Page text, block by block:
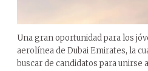
Una gran oportunidad para los
aerolínea de Dubai Emirates, la
buscar de candidatos para unirse